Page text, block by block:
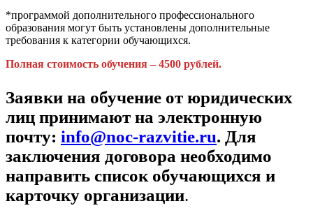
*программой дополнительного профессионального
образования могут быть установлены дополнительные
требования к категории обучающихся.
Полная стоимость обучения – 4500 рублей.
Заявки на обучение от юридических
лиц принимают на электронную
почту: info@noc-razvitie.ru. Для
заключения договора необходимо
направить список обучающихся и
карточку организации.